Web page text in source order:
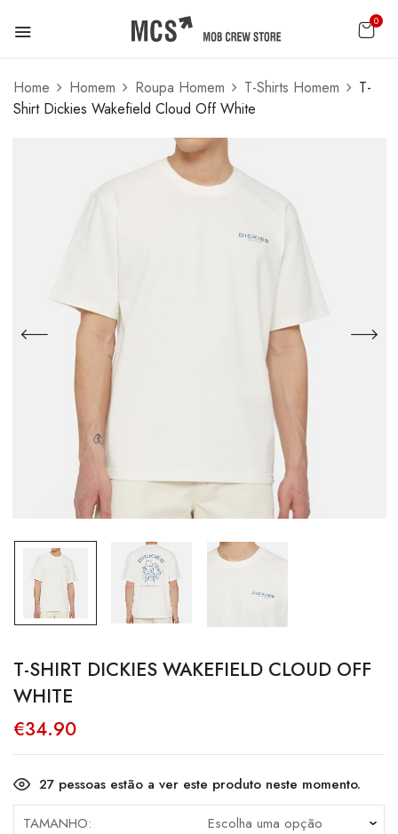
0
Home Homem Roupa Homem T-Shirts Homem
T-
Shirt Dickies Wakefield Cloud Off White
T-SHIRT DICKIES WAKEFIELD CLOUD OFF
WHITE
€34.90
27 pessoas estão a ver este produto neste momento.
TAMANHO